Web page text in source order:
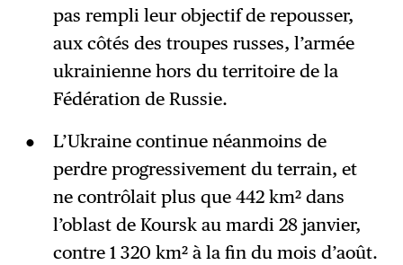
pas rempli leur objectif de repousser,
aux côtés des troupes russes, l’armée
ukrainienne hors du territoire de la
Fédération de Russie.
L’Ukraine continue néanmoins de
perdre progressivement du terrain, et
ne contrôlait plus que 442 km² dans
l’oblast de Koursk au mardi 28 janvier,
contre 1 320 km² à la fin du mois d’août.